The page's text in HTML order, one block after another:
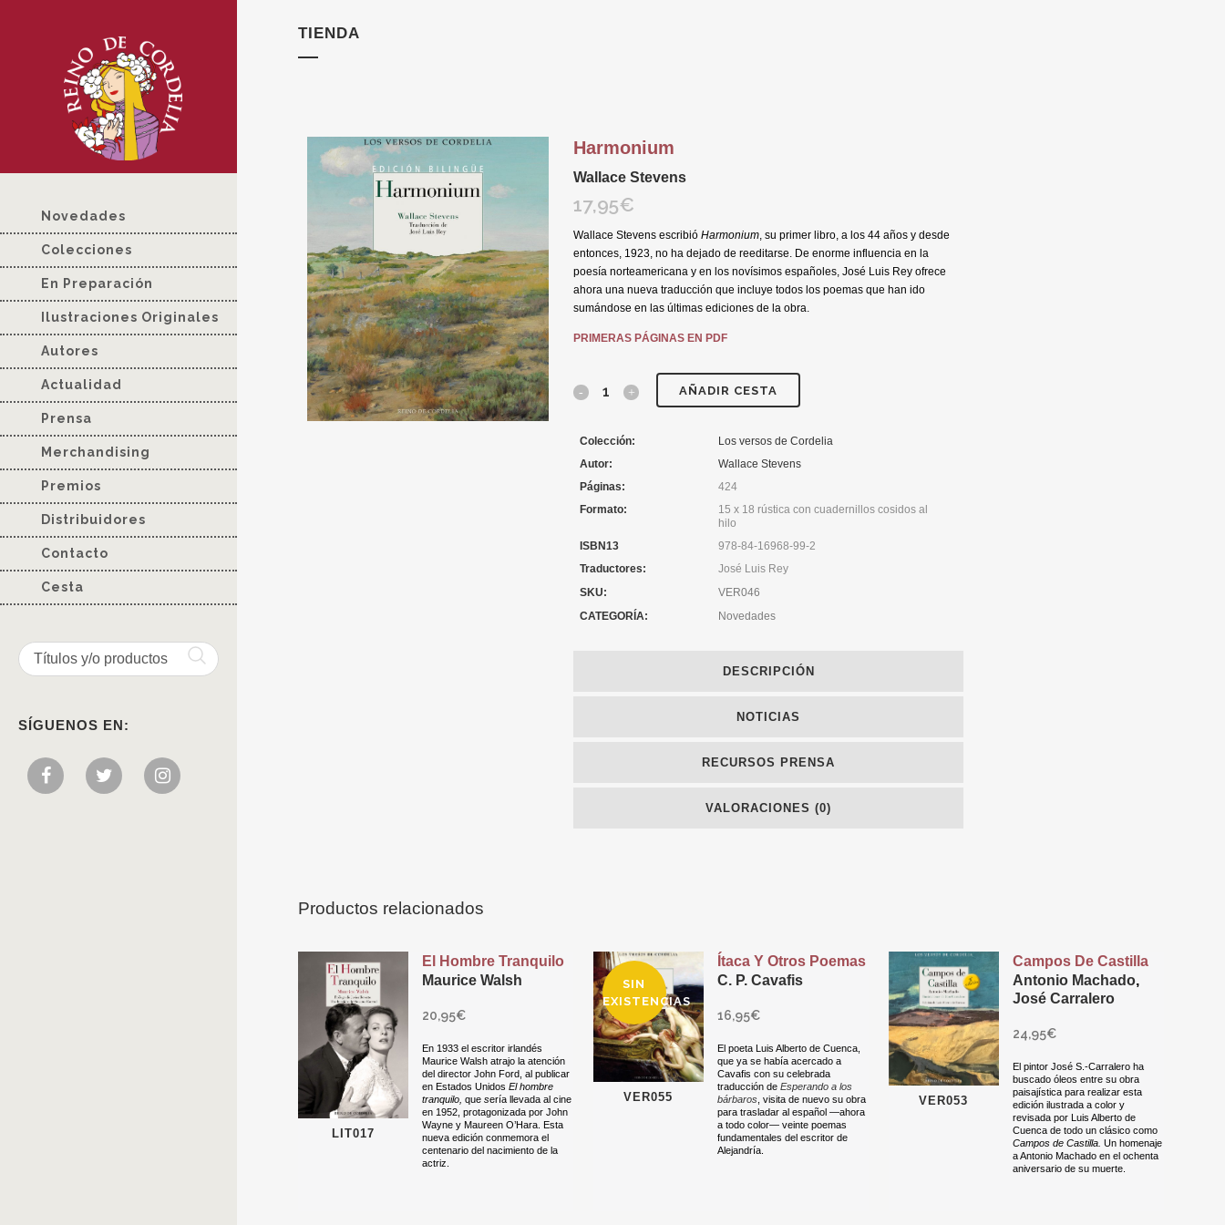
Novedades
Colecciones
En Preparación
Ilustraciones Originales
Autores
Actualidad
Prensa
Merchandising
Premios
Distribuidores
Contacto
Cesta
SÍGUENOS EN:
TIENDA
Harmonium
Wallace Stevens
17,95€
Wallace Stevens escribióHarmonium, su primer libro, a los 44 años y desde
entonces, 1923, no ha dejado de reeditarse. De enorme influencia en la
poesía norteamericana y en los novísimos españoles, José Luis Rey ofrece
ahora una nueva traducción que incluye todos los poemas que han ido
sumándose en las últimas ediciones de la obra.
PRIMERAS PÁGINAS EN PDF
AÑADIR CESTA
Colección:
Los versos de Cordelia
Autor:
Wallace Stevens
Páginas:
424
Formato:
15 x 18 rústica con cuadernillos cosidos al
hilo
ISBN13
978-84-16968-99-2
Traductores:
José Luis Rey
SKU:
VER046
CATEGORÍA:
Novedades
DESCRIPCIÓN
NOTICIAS
RECURSOS PRENSA
VALORACIONES (0)
Productos relacionados
LIT017
El Hombre Tranquilo
Maurice Walsh
20,95€
En 1933 el escritor irlandés
Maurice Walsh atrajo la atención
del director John Ford, al publicar
en Estados UnidosEl hombre
tranquilo,quesería llevada al cine
en 1952, protagonizada por John
Wayne y Maureen O’Hara. Esta
nueva edición conmemora el
centenario del nacimiento de la
actriz.
VER055
SIN
EXISTENCIAS
Ítaca Y Otros Poemas
C. P. Cavafis
16,95€
El poeta Luis Alberto de Cuenca,
que ya se había acercado a
Cavafis con su celebrada
traducción de Esperando a los
bárbaros, visita de nuevo su obra
para trasladar al español —ahora
a todo color— veinte poemas
fundamentales del escritor de
Alejandría.
VER053
Campos De Castilla
Antonio Machado,
José Carralero
24,95€
El pintor José S.-Carralero ha
buscado óleos entre su obra
paisajística para realizar esta
edición ilustrada a color y
revisada por Luis Alberto de
Cuenca de todo un clásico como
Campos de Castilla. Un homenaje
a Antonio Machado en el ochenta
aniversario de su muerte.